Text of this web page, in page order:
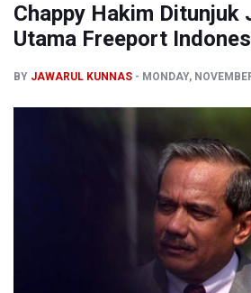
TNI Gelar Latihan
Chappy Hakim Ditunjuk
Utama Freeport
BY JAWARUL KUNNAS MONDAY,